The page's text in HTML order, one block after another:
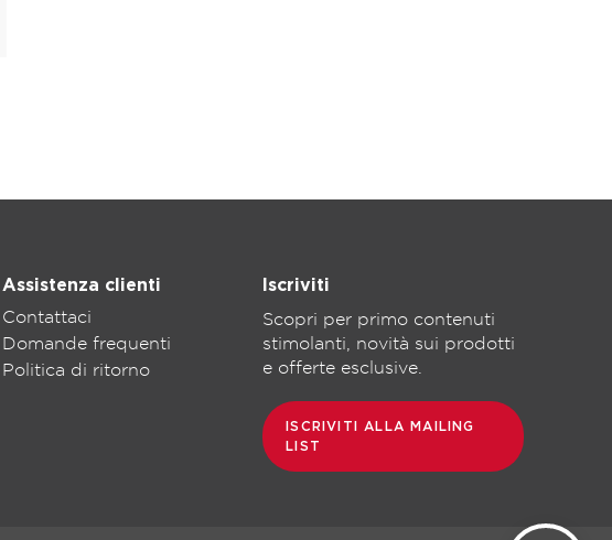
Assistenza clienti
Contattaci
Domande frequenti
Politica di ritorno
Iscriviti
Scopri per primo contenuti
stimolanti, novità sui prodotti
e offerte esclusive.
ISCRIVITI ALLA MAILING
LIST